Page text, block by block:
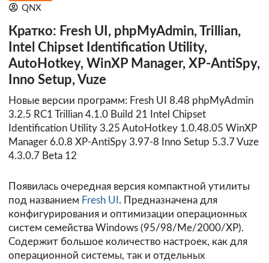
QNX
Кратко: Fresh UI, phpMyAdmin, Trillian,
Intel Chipset Identification Utility,
AutoHotkey, WinXP Manager, XP-AntiSpy,
Inno Setup, Vuze
Новые версии программ: Fresh UI 8.48 phpMyAdmin
3.2.5 RC1 Trillian 4.1.0 Build 21 Intel Chipset
Identification Utility 3.25 AutoHotkey 1.0.48.05 WinXP
Manager 6.0.8 XP-AntiSpy 3.97-8 Inno Setup 5.3.7 Vuze
4.3.0.7 Beta 12
Появилась очередная версия компактной утилиты
под названием Fresh UI . Предназначена для
конфигурирования и оптимизации операционных
систем семейства Windows (95/98/Me/2000/XP).
Содержит большое количество настроек, как для
операционной системы, так и отдельных